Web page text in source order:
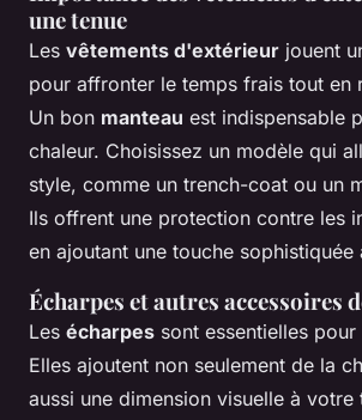
une tenue
Les vêtements d'extérieur jouent
pour affronter le temps frais tout en
Un bon manteau est indispensable
chaleur. Choisissez un modèle qui
style, comme un trench-coat ou un
Ils offrent une protection contre les
en ajoutant une touche
Écharpes et autres accessoires
Les écharpes sont essentielles pour
Elles ajoutent non seulement de la
aussi une dimension visuelle à votre